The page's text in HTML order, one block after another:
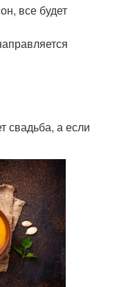
все будет
свадьба, а если